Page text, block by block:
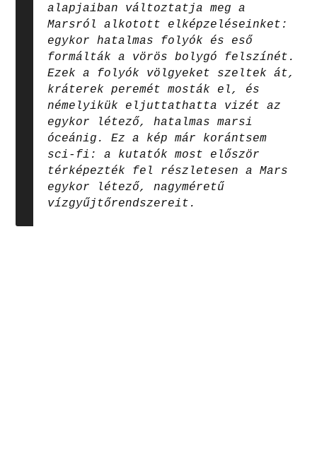
alapjaiban változtatja meg a
Marsról alkotott elképzeléseinket:
egykor hatalmas folyók és eső
formálták a vörös bolygó felszínét.
Ezek a folyók völgyeket szeltek át,
kráterek peremét mosták el, és
némelyikük eljuttathatta vizét az
egykor létező, hatalmas marsi
óceánig. Ez a kép már korántsem
sci-fi: a kutatók most először
térképezték fel részletesen a Mars
egykor létező, nagyméretű
vízgyűjtőrendszereit.